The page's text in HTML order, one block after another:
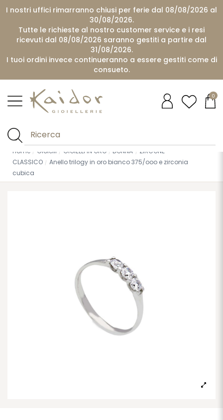
I nostri uffici rimarranno chiusi per ferie dal 08/08/2026 al
30/08/2026.
Tutte le richieste al nostro customer service e i resi
ricevuti dal 08/08/2026 saranno gestiti a partire dal
31/08/2026.
I tuoi ordini invece continueranno a essere gestiti come di
consueto.
0
Home Gioielli GIOIELLI IN ORO DONNA
ZIRCONE
CLASSICO
Anello trilogy in oro bianco 375/ooo e zirconia
cubica